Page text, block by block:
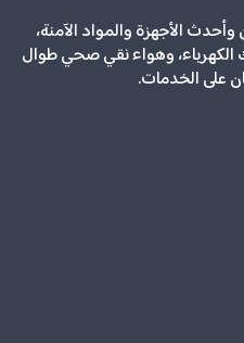
الأجهزة والمواد الآمنة،
الكهرباء، وهواء نقي صحي طوال